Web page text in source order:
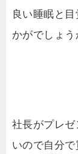
良い睡眠と
かがでしょう
社長がプレ
いので自分